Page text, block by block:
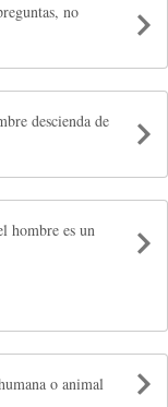
no
hombre es un
o animal